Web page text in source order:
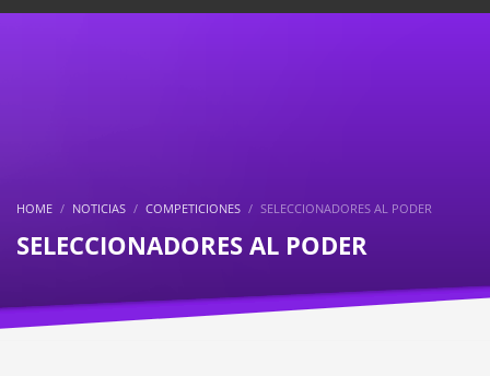
HOME NOTICIAS COMPETICIONES SELECCIONADORES AL PODER
SELECCIONADORES AL PODER